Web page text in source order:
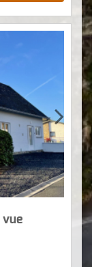
vue